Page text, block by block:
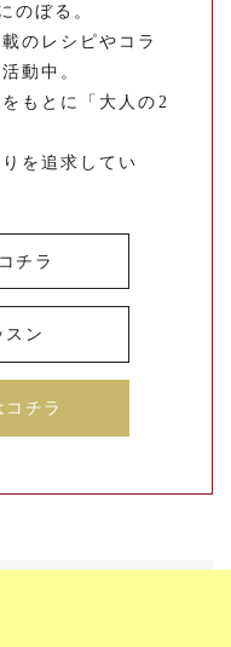
のぼる。
のレシピやコラ
動中。
もとに「大人の2
を追求してい
チラ
スン
チラ